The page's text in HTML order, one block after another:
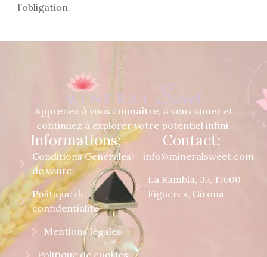
l’obligation.
Apprenez à vous connaître, à vous aimer et
continuez à explorer votre potentiel infini.
Informations:
Conditions Generales
de vente
Politique de
confidentialité
Mentions légales
Contact:
info@mineralsweet.com
La Rambla, 35, 17600
Figueres, Girona